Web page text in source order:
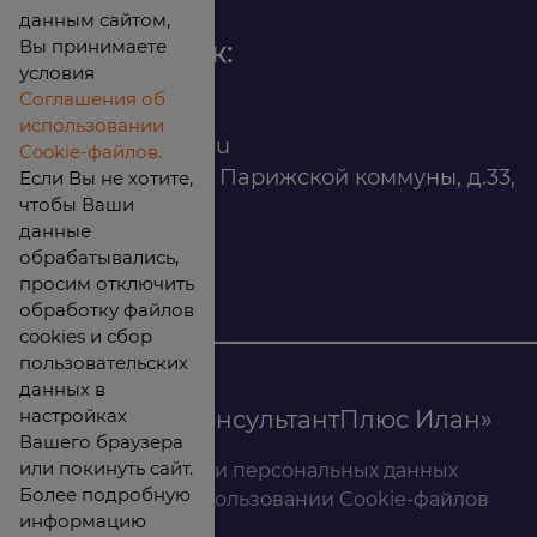
Офис продаж:
infomarket@ilan.su
г. Красноярск, ул. Парижской коммуны, д.33,
помещ. 302
ИНН: 2465263327
© 2026 ООО «КонсультантПлюс Илан»
Политика обработки персональных данных
Соглашение об использовании Cookie-файлов
данным сайтом,
Вы принимаете
условия
Соглашения об
использовании
Cookie-файлов.
Если Вы не хотите,
чтобы Ваши
данные
обрабатывались,
просим отключить
обработку файлов
cookies и сбор
пользовательских
данных в
настройках
Вашего браузера
или покинуть сайт.
Более подробную
информацию